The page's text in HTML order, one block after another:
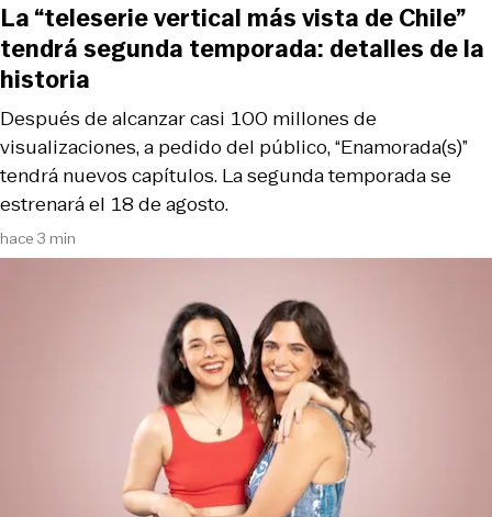
hace 3 min
Después de alcanzar casi 100 millones de
visualizaciones, a pedido del público, “Enamorada(s)”
tendrá nuevos capítulos. La segunda temporada se
estrenará el 18 de agosto.
La “teleserie vertical más vista de Chile”
tendrá segunda temporada: detalles de la
historia